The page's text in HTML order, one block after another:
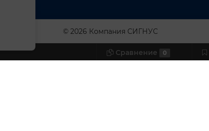
© 2026 Компания СИГНУС
Сравнение 0